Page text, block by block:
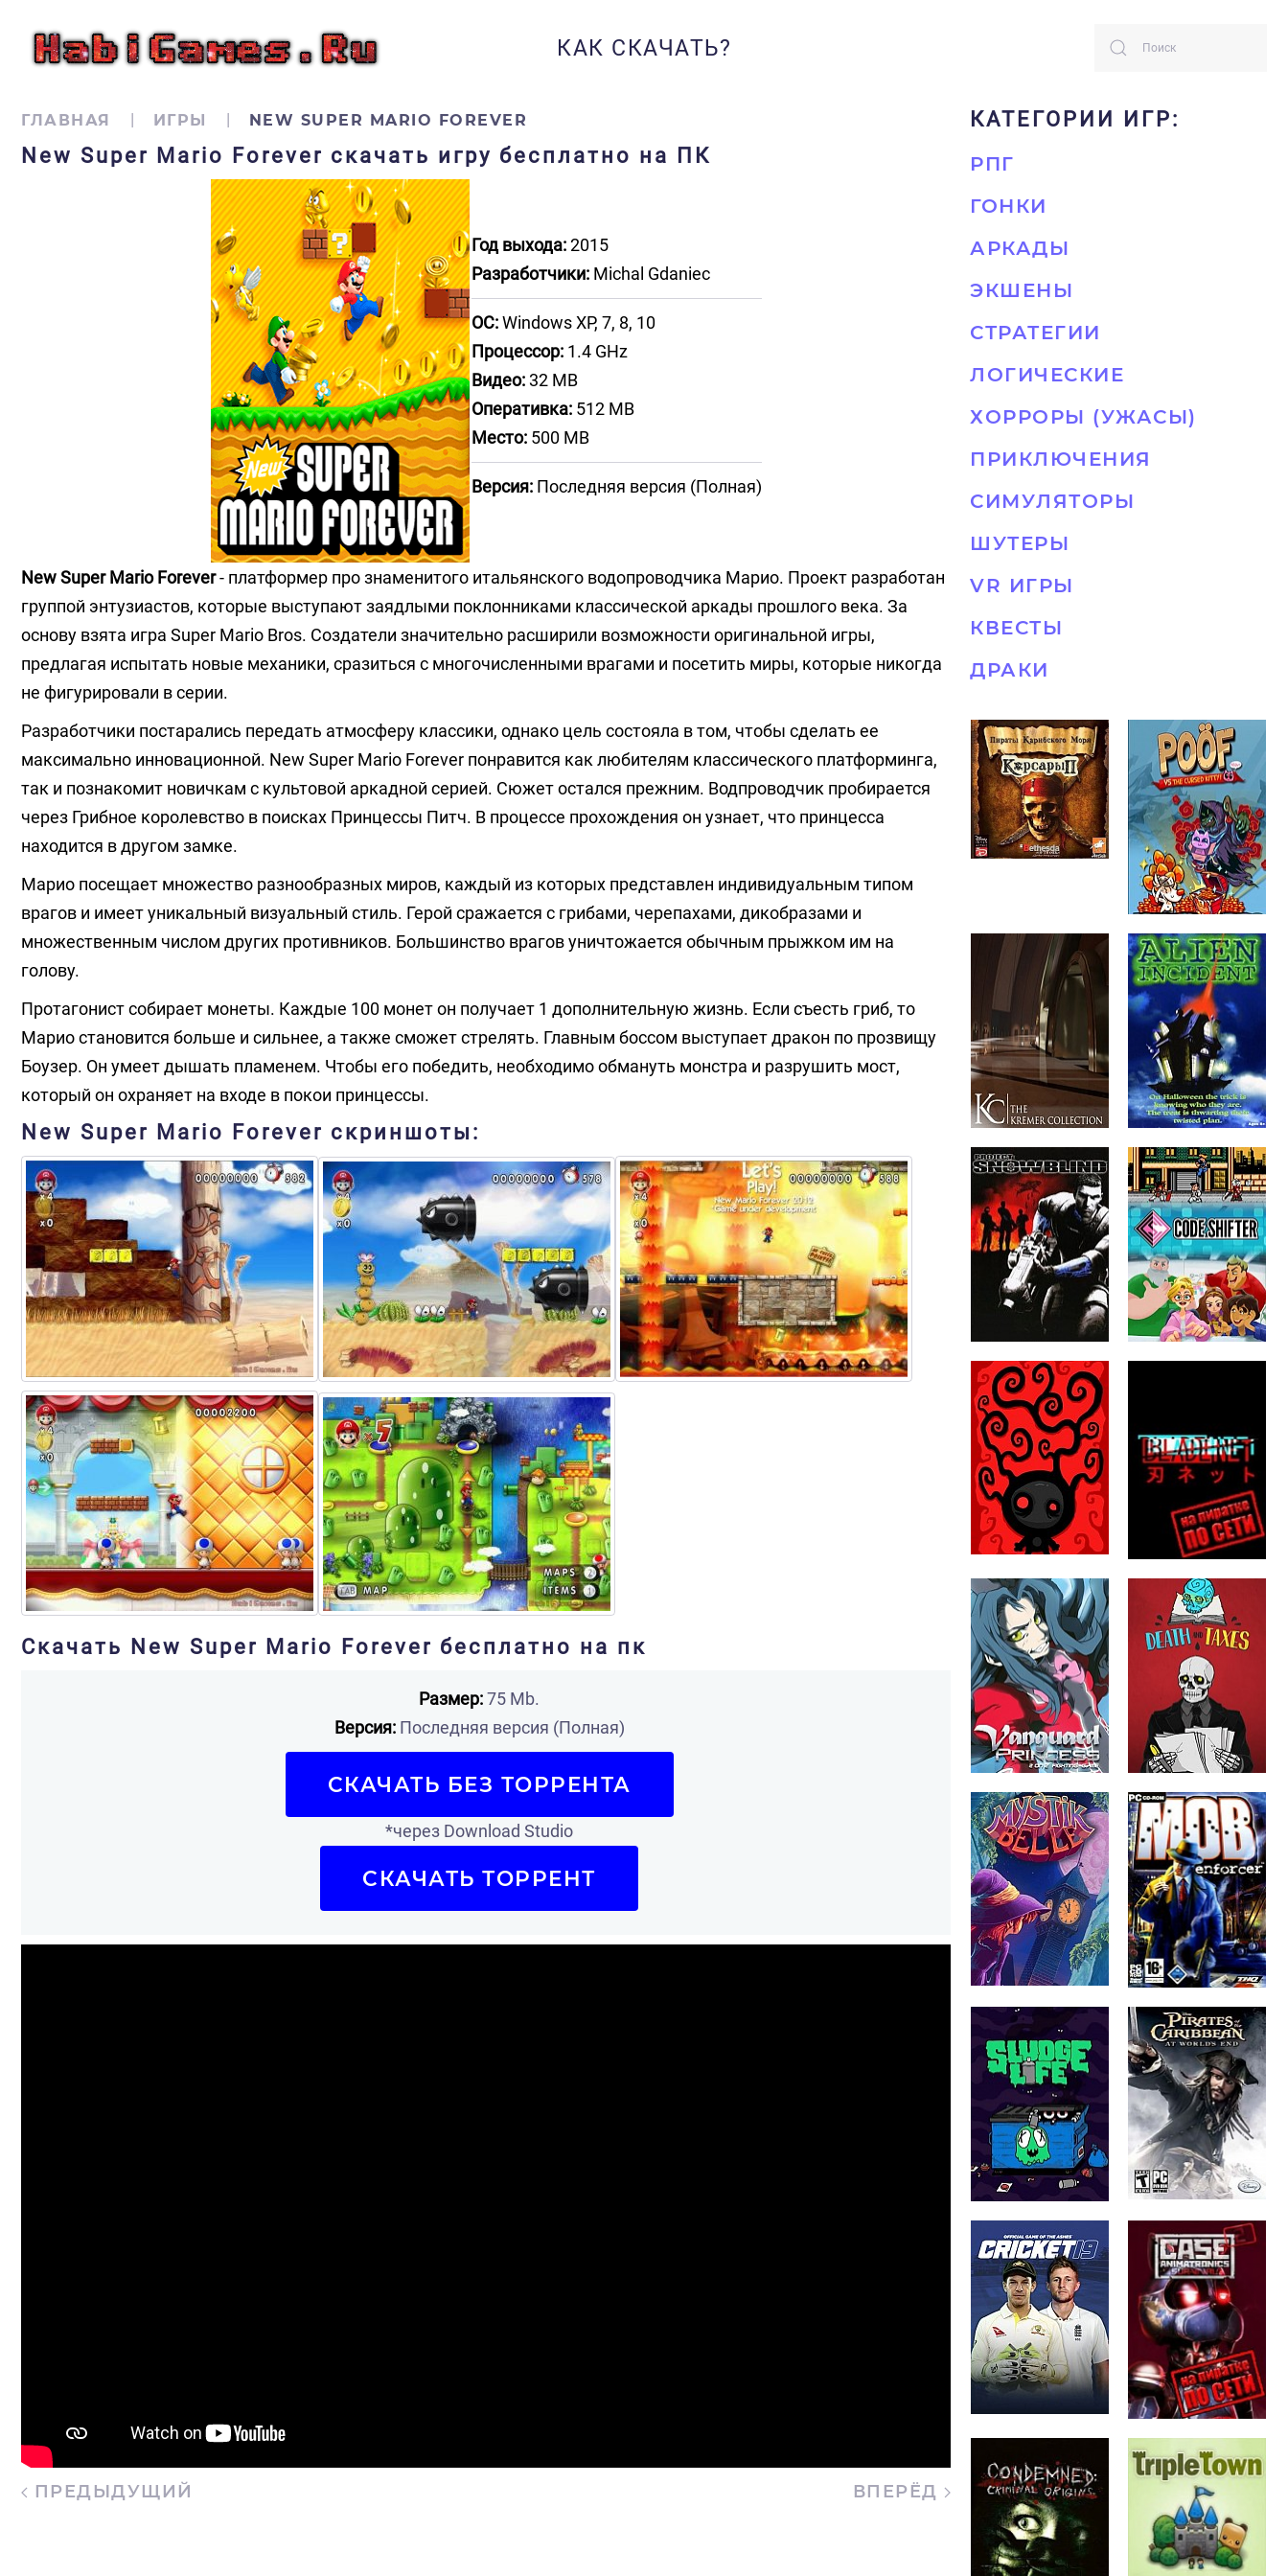
КАК СКАЧАТЬ?
ГЛАВНАЯ ИГРЫ NEW SUPER MARIO FOREVER
New Super Mario Forever скачать игру бесплатно на ПК
Год выхода:2015
Разработчики:Michal Gdaniec
ОС:Windows XP, 7, 8, 10
Процессор:1.4 GHz
Видео:32 MB
Оперативка:512 MB
Место:500 MB
Версия:Последняя версия (Полная)
New Super Mario Forever- платформер про знаменитого итальянского водопроводчика Марио. Проект разработан
группой энтузиастов, которые выступают заядлыми поклонниками классической аркады прошлого века. За
основу взята игра Super Mario Bros. Создатели значительно расширили возможности оригинальной игры,
предлагая испытать новые механики, сразиться с многочисленными врагами и посетить миры, которые никогда
не фигурировали в серии.
Разработчики постарались передать атмосферу классики, однако цель состояла в том, чтобы сделать ее
максимально инновационной. New Super Mario Forever понравится как любителям классического платформинга,
так и познакомит новичкам с культовой аркадной серией. Сюжет остался прежним. Водпроводчик пробирается
через Грибное королевство в поисках Принцессы Питч. В процессе прохождения он узнает, что принцесса
находится в другом замке.
Марио посещает множество разнообразных миров, каждый из которых представлен индивидуальным типом
врагов и имеет уникальный визуальный стиль. Герой сражается с грибами, черепахами, дикобразами и
множественным числом других противников. Большинство врагов уничтожается обычным прыжком им на
голову.
Протагонист собирает монеты. Каждые 100 монет он получает 1 дополнительную жизнь. Если съесть гриб, то
Марио становится больше и сильнее, а также сможет стрелять. Главным боссом выступает дракон по прозвищу
Боузер. Он умеет дышать пламенем. Чтобы его победить, необходимо обмануть монстра и разрушить мост,
который он охраняет на входе в покои принцессы.
New Super Mario Forever скриншоты:
Скачать New Super Mario Forever бесплатно на пк
Размер:75 Mb.
Версия:Последняя версия (Полная)
СКАЧАТЬ БЕЗ ТОРРЕНТА
*через Download Studio
СКАЧАТЬ ТОРРЕНТ
ПРЕДЫДУЩИЙ ВПЕРЁД
КАТЕГОРИИ ИГР:
РПГ
ГОНКИ
АРКАДЫ
ЭКШЕНЫ
СТРАТЕГИИ
ЛОГИЧЕСКИЕ
ХОРРОРЫ (УЖАСЫ)
ПРИКЛЮЧЕНИЯ
СИМУЛЯТОРЫ
ШУТЕРЫ
VR ИГРЫ
КВЕСТЫ
ДРАКИ